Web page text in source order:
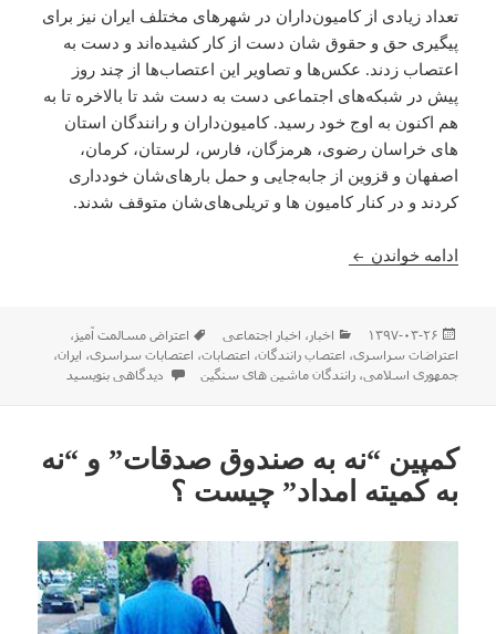
تعداد زیادی از کامیون‌داران در شهرهای مختلف ایران نیز برای
پیگیری حق و حقوق شان دست از کار کشیده‌اند و دست به
اعتصاب زدند. عکس‌ها و تصاویر این اعتصاب‌ها از چند روز
پیش در شبکه‌های اجتماعی دست به دست شد تا بالاخره تا به
هم اکنون به اوج خود رسید. کامیون‌داران و رانندگان استان
های خراسان رضوی، هرمزگان، فارس، لرستان، کرمان،
اصفهان و قزوین از جابه‌جایی و حمل بارهای‌شان خودداری
کردند و در کنار کامیون ها و تریلی‌های‌شان متوقف شدند.
ادامه خواندن چرا راننده کامیون‌ها در ایران اعتصاب کردند؟
ارسال
شده
در
۱۳۹۷-۰۳-۲۶ دسته‌ها
اخبار ، اخبار اجتماعی برچسب‌ها
اعتراض مسالمت آمیز ،
اعتراضات سراسری، اعتصاب رانندگان، اعتصابات، اعتصابات سراسری، ایران،
جمهوری اسلامی،رانندگان ماشین های سنگین برای چرا راننده کامیون‌ها در
دیدگاهی بنویسید
کمپین “نه به صندوق صدقات” و “نه
به کمیته امداد” چیست ؟